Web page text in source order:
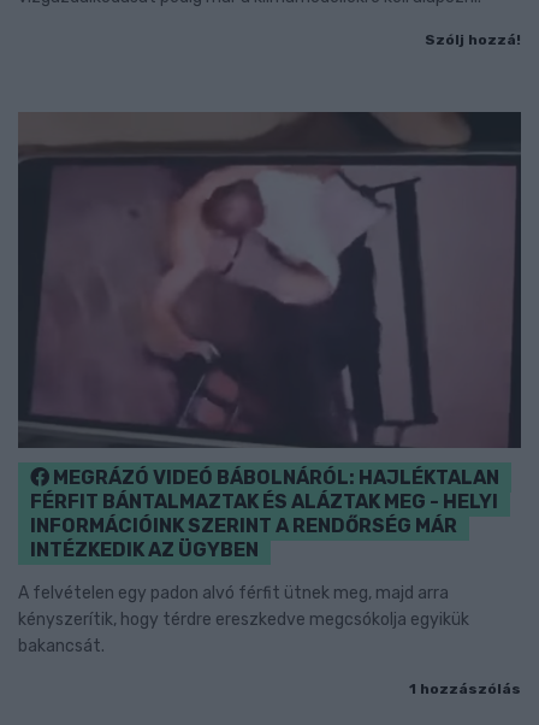
Szólj hozzá!
MEGRÁZÓ VIDEÓ BÁBOLNÁRÓL: HAJLÉKTALAN
FÉRFIT BÁNTALMAZTAK ÉS ALÁZTAK MEG - HELYI
INFORMÁCIÓINK SZERINT A RENDŐRSÉG MÁR
INTÉZKEDIK AZ ÜGYBEN
A felvételen egy padon alvó férfit ütnek meg, majd arra
kényszerítik, hogy térdre ereszkedve megcsókolja egyikük
bakancsát.
1 hozzászólás